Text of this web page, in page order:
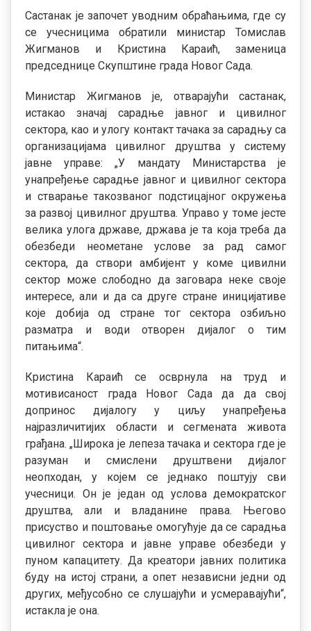
Састанак је започет уводним обраћањима, где су
се учесницима обратили министар Томислав
Жигманов и Кристина Караић, заменица
председнице Скупштине града Новог Сада.
Министар Жигманов је, отварајући састанак,
истакао значај сарадње јавног и цивилног
сектора, као и улогу контакт тачака за сарадњу са
организацијама цивилног друштва у систему
јавне управе:„У мандату Министарства је
унапређење сарадње јавног и цивилног сектора
и стварање такозваног подстицајног окружења
за развој цивилног друштва. Управо у томе јесте
велика улога државе, држава је та која треба да
обезбеди неометане услове за рад самог
сектора, да створи амбијент у коме цивилни
сектор може слободно да заговара неке своје
интересе, али и да са друге стране иницијативе
које добија од стране тог сектора озбиљно
разматра и води отворен дијалог о тим
питањима“.
Кристина Караић се осврнула на труд и
мотивисаност града Новог Сада да да свој
допринос дијалогу у циљу унапређења
најразличитијих области и сегмената живота
грађана.„Широка је лепеза тачака и сектора где је
разуман и смислени друштвени дијалог
неопходан, у којем се једнако поштују сви
учесници. Он је један од услова демократског
друштва, али и владанине права. Његово
присуство и поштовање омогућује да се сарадња
цивилног сектора и јавне управе обезбеди у
пуном капацитету. Да креатори јавних политика
буду на истој страни, а опет независни једни од
других, међусобно се слушајући и усмеравајући“,
истакла је она.